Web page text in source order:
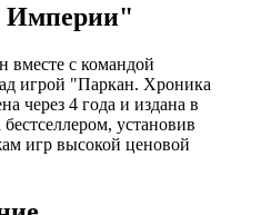
Империи"
вместе с командой
игрой "Паркан. Хроника
через 4 года и издана в
установив
игр высокой ценовой